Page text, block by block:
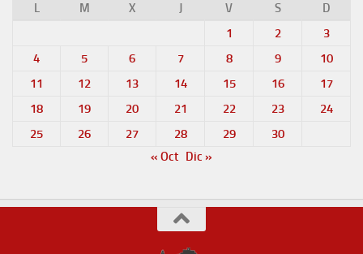
L
M X J V S
D
1
2
3
4
5 6 7 8 9
10
11
12 13 14 15 16
17
18
19 20 21 22 23
24
25
26 27 28 29
30
« Oct
Dic »